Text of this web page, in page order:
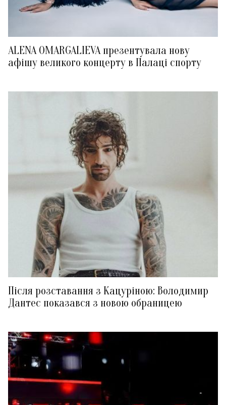
ALENA OMARGALIEVA презентувала нову
афішу великого концерту в Палаці спорту
Після розставання з Кацуріною: Володимир
Дантес показався з новою обраницею